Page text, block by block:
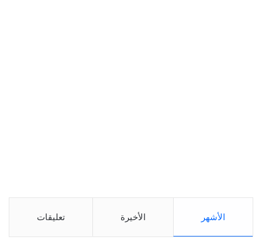
الأشهر الأخيرة تعليقات